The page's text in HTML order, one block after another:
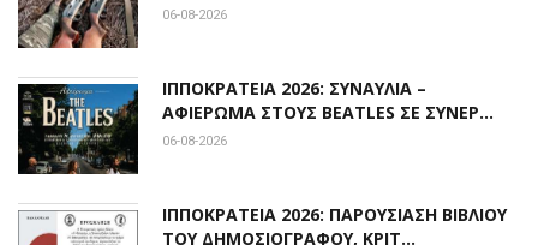
06-08-2026
ΙΠΠΟΚΡΑΤΕΙΑ 2026: ΣΥΝΑΥΛΙΑ –
ΑΦΙΕΡΩΜΑ ΣΤΟΥΣ BEATLES ΣΕ ΣΥΝΕΡ…
06-08-2026
ΙΠΠΟΚΡΑΤΕΙΑ 2026: ΠΑΡΟΥΣΙΑΣΗ ΒΙΒΛΙΟΥ
ΤΟΥ ΔΗΜΟΣΙΟΓΡΑΦΟΥ, ΚΡΙΤ…